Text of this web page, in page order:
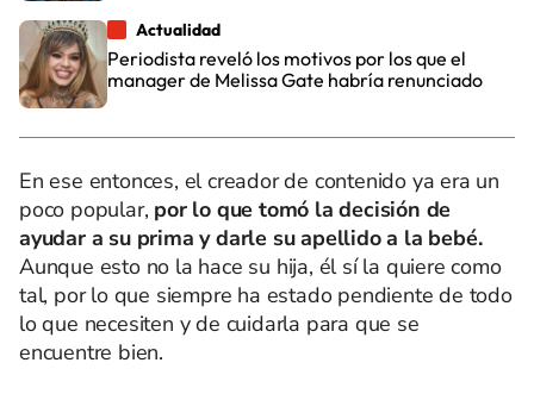
Actualidad
Periodista reveló los motivos por los que el
manager de Melissa Gate habría renunciado
En ese entonces, el creador de contenido ya era un
poco popular, por lo que tomó la decisión de
ayudar a su prima y darle su apellido a la bebé.
Aunque esto no la hace su hija, él sí la quiere como
tal, por lo que siempre ha estado pendiente de todo
lo que necesiten y de cuidarla para que se
encuentre bien.